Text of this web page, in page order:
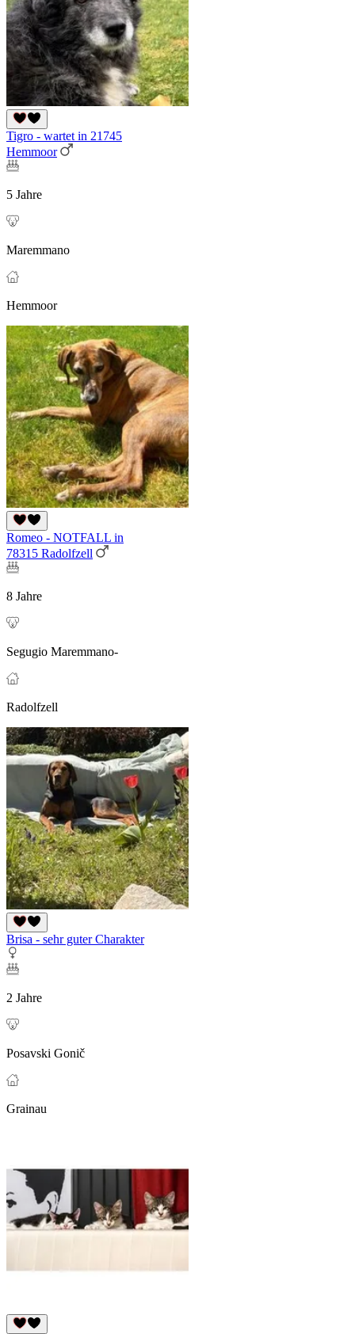
Tigro - wartet in 21745
Hemmoor
5 Jahre
Maremmano
Hemmoor
Romeo - NOTFALL in
78315 Radolfzell
8 Jahre
Segugio Maremmano-
Radolfzell
Brisa - sehr guter Charakter
2 Jahre
Posavski Gonič
Grainau